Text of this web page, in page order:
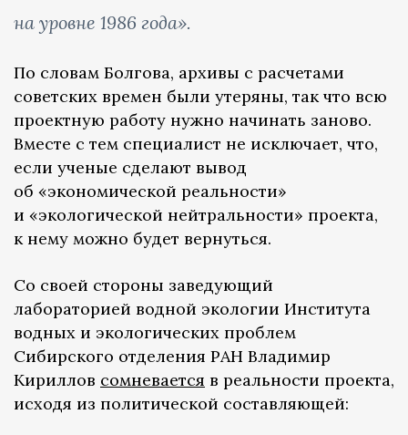
на уровне 1986 года».
По словам Болгова, архивы с расчетами
советских времен были утеряны, так что всю
проектную работу нужно начинать заново.
Вместе с тем специалист не исключает, что,
если ученые сделают вывод
об «экономической реальности»
и «экологической нейтральности» проекта,
к нему можно будет вернуться.
Со своей стороны заведующий
лабораторией водной экологии Института
водных и экологических проблем
Сибирского отделения РАН Владимир
Кириллов сомневается в реальности проекта,
исходя из политической составляющей: